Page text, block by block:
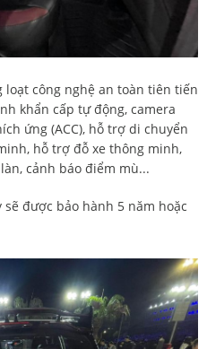
loạt công nghệ an toàn tiên tiến
khẩn cấp tự động, camera
ứng (ACC), hỗ trợ di chuyển
hỗ trợ đỗ xe thông minh,
cảnh báo điểm mù...
sẽ được bảo hành 5 năm hoặc